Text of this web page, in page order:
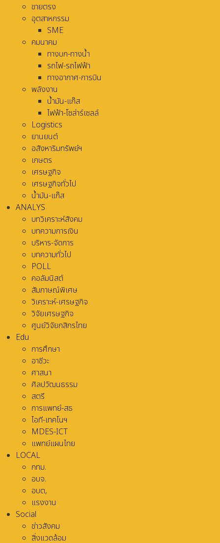
ขายตรง
อุตสาหกรรม
SME
คมนาคม
ทางบก-ทางน้ำ
รถไฟ-รถไฟฟ้า
ทางอากาศ-การบิน
พลังงาน
น้ำมัน-แก๊ส
ไฟฟ้า-โซล่าร์เซลล์
Logistics
ยานยนต์
อสังหาริมทรัพย์ฯ
เกษตร
เศรษฐกิจ
เศรษฐกิจทั่วไป
น้ำมัน-แก๊ส
ANALYS
บทวิเคราะห์สังคม
บทความการเงิน
บริหาร-จัดการ
บทความทั่วไป
POLL
คอลัมนิสต์
สัมภาษณ์พิเศษ
วิเคราะห์-เศรษฐกิจ
วิจัยเศรษฐกิจ
ศูนย์วิจัยกสิกรไทย
Edu
การศึกษา
อาชีวะ
ศาสนา
ศิลปวัฒนธรรม
สตรี
การแพทย์-สธ
ไอที-เทคโนฯ
MDES-ICT
แพทย์แผนไทย
LOCAL
กทม.
อบจ.
อบต,
แรงงาน
Social
ข่าวสังคม
สิ่งแวดล้อม